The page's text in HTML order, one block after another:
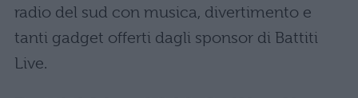
radio del sud con musica, divertimento e
tanti gadget offerti dagli sponsor di Battiti
Live.